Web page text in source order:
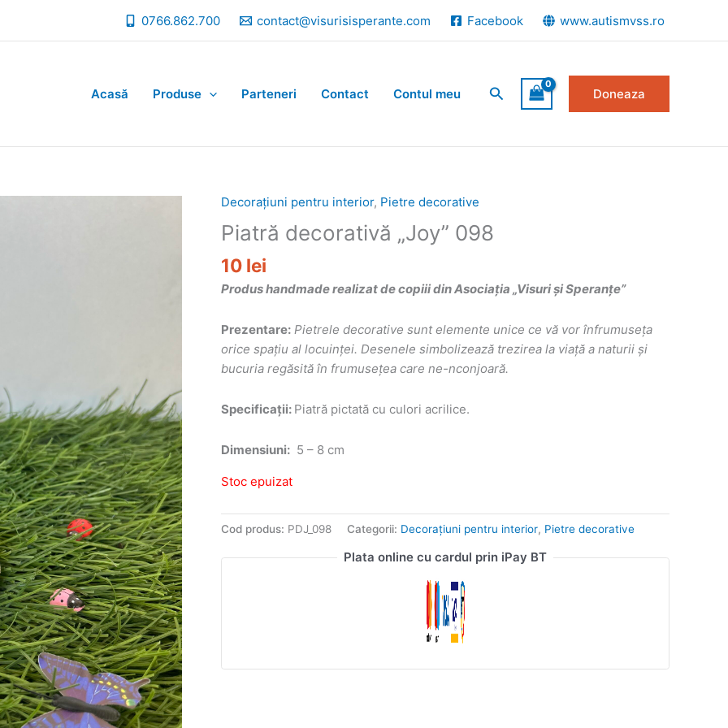
0766.862.700 contact@visurisisperante.com Facebook www.autismvss.ro
Acasă Produse Parteneri Contact Contul meu Search Doneaza
Decorațiuni pentru interior, Pietre decorative
Piatră decorativă „Joy” 098
10 lei
Produs handmade realizat de copiii din Asociația „Visuri și Speranțe”
Prezentare: Pietrele decorative sunt elemente unice ce vă vor înfrumuseța
orice spațiu al locuinței. Desenele simbolizează trezirea la viață a naturii și
bucuria regăsită în frumusețea care ne-nconjoară.
Specificații: Piatră pictată cu culori acrilice.
Dimensiuni: 5 – 8 cm
Stoc epuizat
Cod produs: PDJ_098 Categorii: Decorațiuni pentru interior, Pietre decorative
Plata online cu cardul prin iPay BT